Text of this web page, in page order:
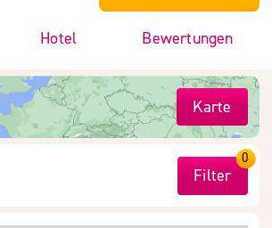
Hotel Bewertungen
Karte
Filter
0